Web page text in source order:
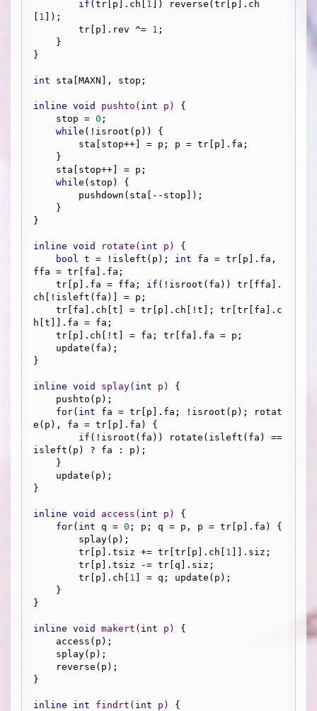
if (tr[p].ch[ 1
]) reverse(tr[p].ch
[ 1 ]);
        tr[p].rev ^=
1 ;
}
int sta[MAXN], stop;
inline void pushto ( int p)
{
    stop =
0 ;
while (!isroot(p)) {
while (stop) {
}
inline void rotate ( int p)
{
bool
t = !isleft(p); int fa = tr[p].fa,
ffa = tr[fa].fa;
    tr[p].fa = ffa;
if (!isroot(fa)) tr[ffa].
ch[!isleft(fa)] = p;
h[t]].fa = fa;
}
inline void splay( int p)
{
for( int fa = tr[p].fa; !isroot(p); rotat
e(p), fa = tr[p].fa) {
if (!isroot(fa)) rotate(isleft(fa) ==
isleft(p) ? fa : p);
}
inline void access ( int p)
{
for( int q = 0 ; p; q = p, p = tr[p].fa) {
        tr[p].tsiz += tr[tr[p].ch[
1 ]].siz;
        tr[p].ch[
1 ] = q; update(p);
}
inline void makert ( int p)
{
}
inline int findrt ( int p)
{